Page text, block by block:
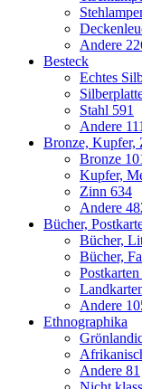
Andere
Besteck
Echtes
Stahl 591
Andere 111
Bronze, Kupfer,
Bronze
Kupfer,
Zinn 634
Andere
Bücher,
Bücher,
Bücher,
Postkarten
Andere
Ethnographika
Andere 81